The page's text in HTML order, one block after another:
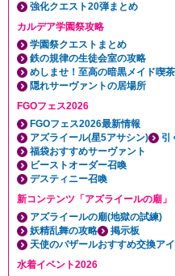
強化クエスト20弾まとめ
カルデア学園祭攻略
学園祭クエストまとめ
鉄の規律の生徒会室の攻略
めしませ！至高の暗黒メイド喫
隠れサーヴァントの居場所
FGOフェス2026
FGOフェス2026最新情報
アズライール(星5アサシン)
引
福袋おすすめサーヴァント
ビーストオーダー召喚
デスティニー召喚
新コンテンツ「アズライールの廟」
アズライールの廟(地獄の試練)
妖精乱舞の攻略
掲示板
天使のバザールおすすめ交換ア
水着イベント2026